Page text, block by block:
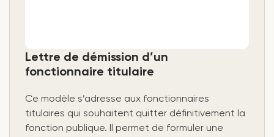
Lettre de démission d’un
fonctionnaire titulaire
Ce modèle s’adresse aux fonctionnaires
titulaires qui souhaitent quitter définitivement la
fonction publique. Il permet de formuler une